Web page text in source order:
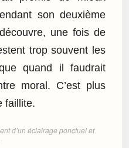
son deuxième
une fois de
trop souvent les
quand il faudrait
moral. C’est plus
faillite.
d’un éclairage ponctuel et